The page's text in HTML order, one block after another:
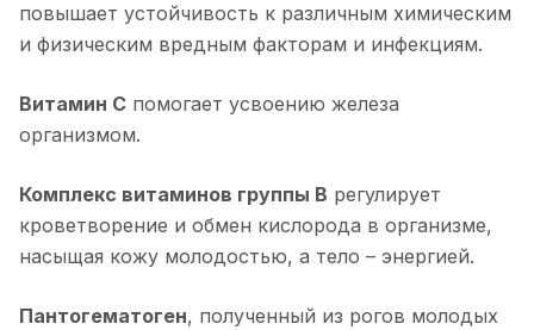
повышает устойчивость к различным химическим
и физическим вредным факторам и инфекциям.
Витамин С помогает усвоению железа
организмом.
Комплекс витаминов группы В регулирует
кроветворение и обмен кислорода в организме,
насыщая кожу молодостью, а тело – энергией.
Пантогематоген, полученный из рогов молодых